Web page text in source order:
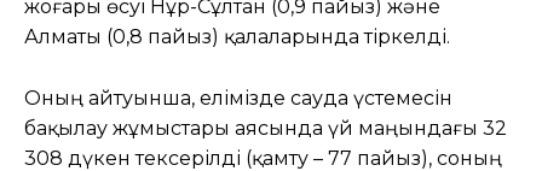
жоғары өсуі Нұр-Сұлтан (0,9 пайыз) және
Алматы (0,8 пайыз) қалаларында тіркелді.
Оның айтуынша, елімізде сауда үстемесін
бақылау жұмыстары аясында үй маңындағы 32
308 дүкен тексерілді (қамту – 77 пайыз), соның